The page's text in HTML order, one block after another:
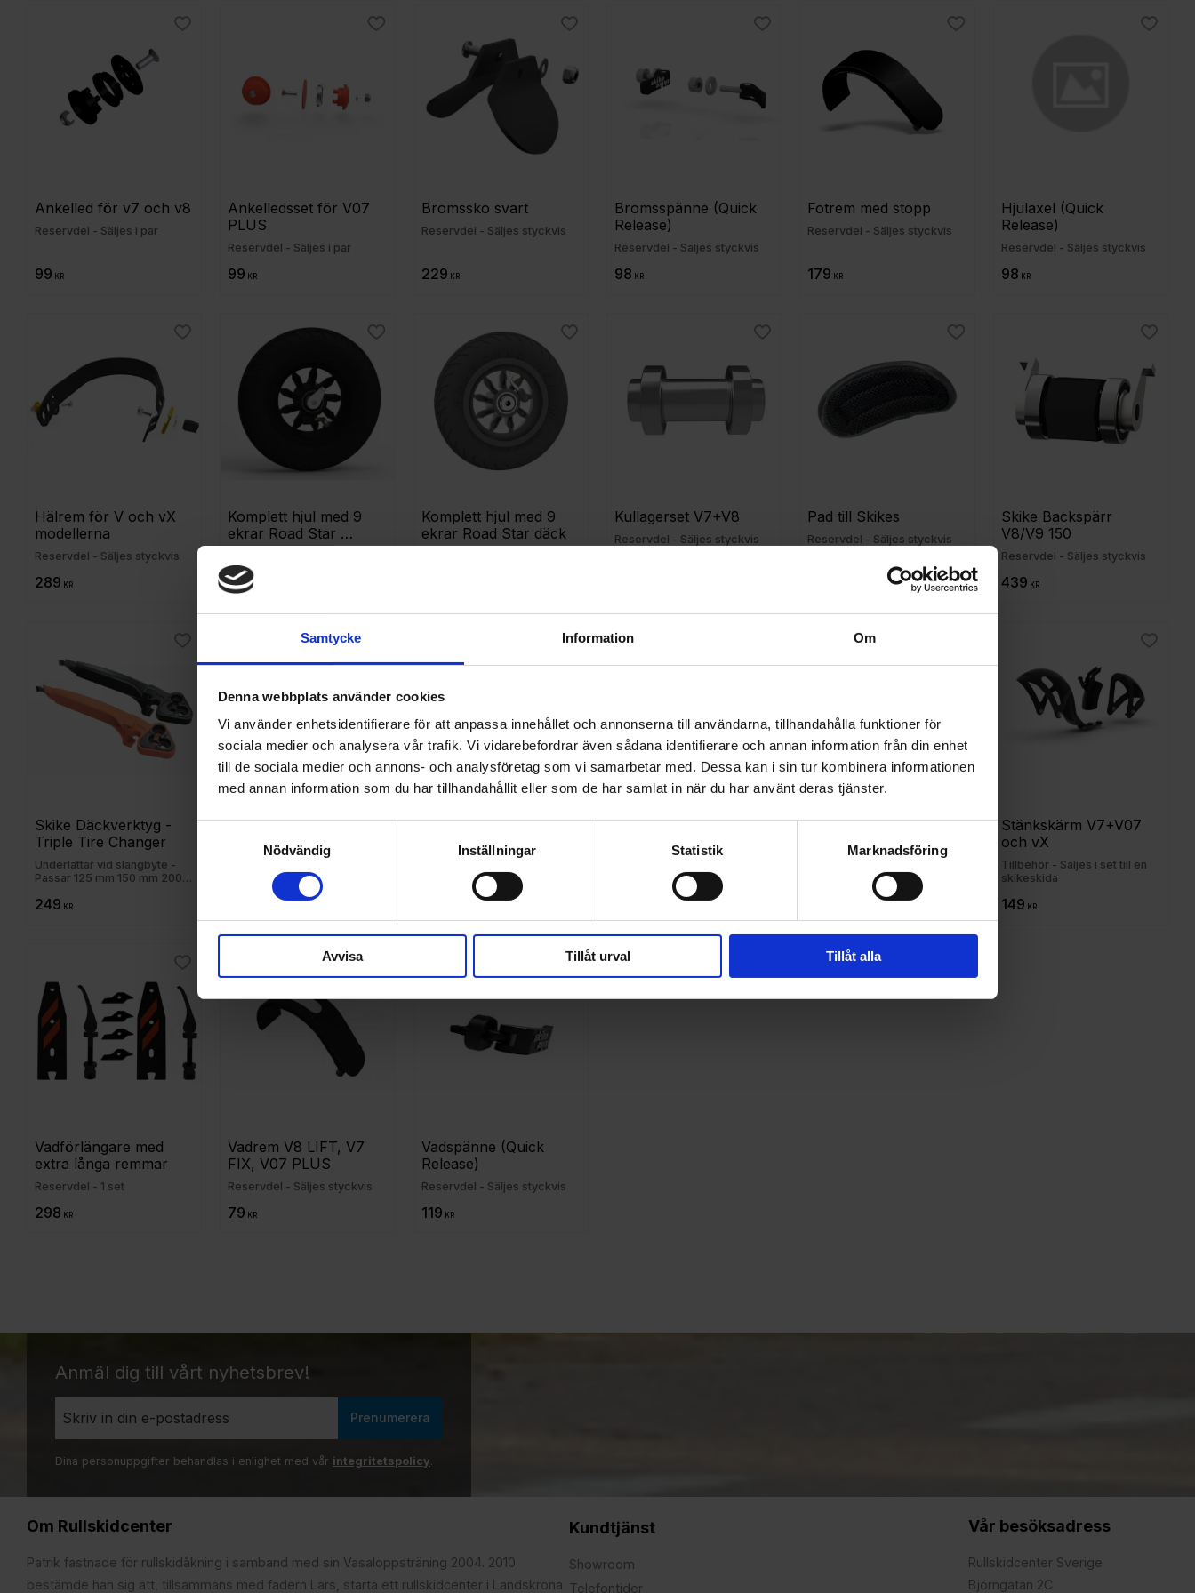
Samtycke Information Om
Denna webbplats använder cookies
Vi använder enhetsidentifierare för att anpassa innehållet och annonserna till användarna, tillhandahålla funktioner för
sociala medier och analysera vår trafik. Vi vidarebefordrar även sådana identifierare och annan information från din enhet
till de sociala medier och annons- och analysföretag som vi samarbetar med. Dessa kan i sin tur kombinera informationen
med annan information som du har tillhandahållit eller som de har samlat in när du har använt deras tjänster.
Nödvändig
Inställningar Statistik Marknadsföring
Avvisa Tillåt urval Tillåt alla
Ankelled för v7 och v8
Reservdel - Säljes i par
99 KR
Lägg till i favoriter
Ankelledsset för V07
PLUS
Reservdel - Säljes i par
99 KR
Lägg till i favoriter
Bromssko svart
Reservdel - Säljes styckvis
229 KR
Lägg till i favoriter
Bromsspänne (Quick
Release)
Reservdel - Säljes styckvis
98 KR
Lägg till i favoriter
Fotrem med stopp
Reservdel - Säljes styckvis
179 KR
Lägg till i favoriter
Hjulaxel (Quick
Release)
Reservdel - Säljes styckvis
98 KR
Lägg
Hälrem för V och vX
modellerna
Reservdel - Säljes styckvis
289 KR
Lägg till i favoriter
Komplett hjul med 9
ekrar Road Star
backspärr
769
Lägg till i favoriter
Komplett hjul med 9
ekrar Road Star däck
Lägg till i favoriter
Kullagerset V7+V8
Reservdel - Säljes styckvis
Lägg till i favoriter
Pad till Skikes
Reservdel - Säljes styckvis
Lägg till i favoriter
Skike Backspärr
V8/V9 150
Reservdel - Säljes styckvis
439 KR
Lägg
Skike Däckverktyg -
Triple Tire Changer
Underlättar vid slangbyte -
Passar 125 mm 150 mm 200
249 KR
Lägg till i favoriter
Skike Road Star däck
Reservdel - Säljes styckvis
Skike Slang
Reservdel - Säljes styckvis
Skike pump
Ett måste för var Skike-åkare!
Skike slang med
spännring
Stänkskärm V7+V07
och vX
Tillbehör - Säljes i set till en
skikeskida
149 KR
Lägg
Vadförlängare med
extra långa remmar
Reservdel - 1 set
298 KR
Lägg till i favoriter
Vadrem V8 LIFT, V7
FIX, V07 PLUS
Reservdel - Säljes styckvis
79 KR
Lägg till i favoriter
Vadspänne (Quick
Release)
Reservdel - Säljes styckvis
119 KR
Anmäl dig till vårt nyhetsbrev!
Prenumerera
Dina personuppgifter behandlas i enlighet med vår integritetspolicy.
Om Rullskidcenter
Patrik fastnade för rullskidåkning i samband med sin Vasaloppsträning 2004. 2010
bestämde han sig att, tillsammans med fadern Lars, starta ett rullskidcenter i Landskrona
Kundtjänst
Showroom
Telefontider
Vår besöksadress
Rullskidcenter Sverige
Björngatan 2C